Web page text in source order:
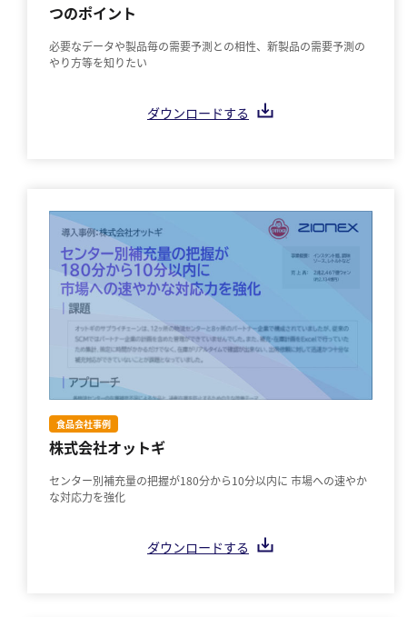
つのポイント
必要なデータや製品毎の需要予測との相性、新製品の需要予測の
やり方等を知りたい
ダウンロードする
食品会社事例
株式会社オットギ
センター別補充量の把握が180分から10分以内に 市場への速やか
な対応力を強化
ダウンロードする